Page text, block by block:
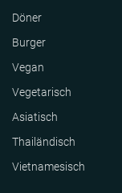
Döner
Burger
Vegan
Vegetarisch
Asiatisch
Thailändisch
Vietnamesisch